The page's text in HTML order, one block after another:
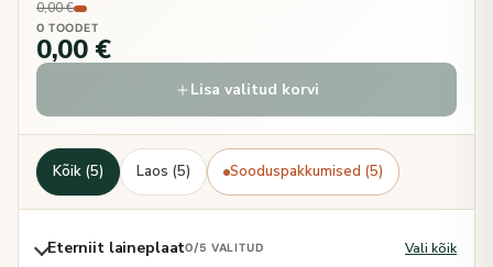
0,00 €
0 TOODET
0,00 €
Lisa valitud korvi
Kõik (5) Laos (5) Sooduspakkumised (5)
Eterniit laineplaat0/5 VALITUD Vali kõik